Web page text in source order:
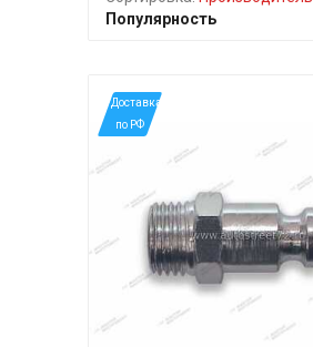
Популярность
*Доставка
по РФ